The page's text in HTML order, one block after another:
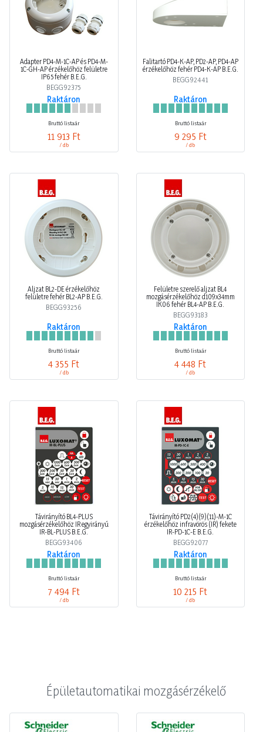
Adapter PD4-M-1C-AP és PD4-M-
1C-GH-AP érzékelőhöz felületre
IP65 fehér B.E.G.
BEGG92375
Raktáron
Bruttó listaár
11 913 Ft
/ db
Falitartó PD4-K-AP, PD2-AP, PD4-AP
érzékelőhöz fehér PD4-K-AP B.E.G.
BEGG92441
Raktáron
Bruttó listaár
9 295 Ft
/ db
Aljzat BL2-DE érzékelőhöz
felületre fehér BL2-AP B.E.G.
BEGG93256
Raktáron
Bruttó listaár
4 355 Ft
/ db
Felületre szerelő aljzat BL4
mozgásérzékelőhöz d109x34mm
IK06 fehér BL4-AP B.E.G.
BEGG93183
Raktáron
Bruttó listaár
4 448 Ft
/ db
Távirányító BL4-PLUS
mozgásérzékelőhöz IR egyirányú
IR-BL-PLUS B.E.G.
BEGG93406
Raktáron
Bruttó listaár
7 494 Ft
/ db
Távirányító PD2(4)(9)(11)-M-1C
érzékelőhöz infravörös (IR) fekete
IR-PD-1C-E B.E.G.
BEGG92077
Raktáron
Bruttó listaár
10 215 Ft
/ db
Épületautomatikai mozgásérzékelő